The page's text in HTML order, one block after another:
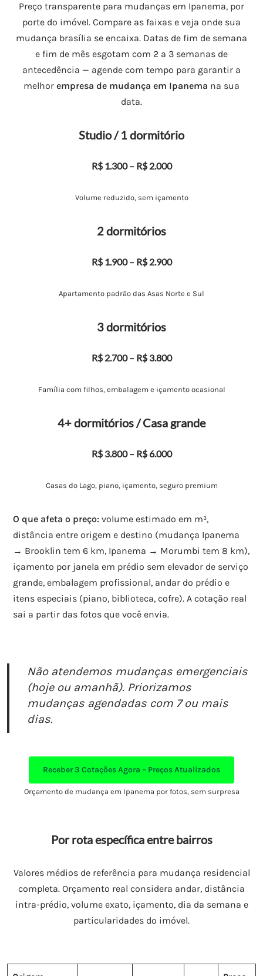
Preço transparente para mudanças em Ipanema, por
porte do imóvel. Compare as faixas e veja onde sua
mudança brasília se encaixa. Datas de fim de semana
e fim de mês esgotam com 2 a 3 semanas de
antecedência — agende com tempo para garantir a
melhor empresa de mudança em Ipanema na sua
data.
Studio / 1 dormitório
R$ 1.300 – R$ 2.000
Volume reduzido, sem içamento
2 dormitórios
R$ 1.900 – R$ 2.900
Apartamento padrão das Asas Norte e Sul
3 dormitórios
R$ 2.700 – R$ 3.800
Família com filhos, embalagem e içamento ocasional
4+ dormitórios / Casa grande
R$ 3.800 – R$ 6.000
Casas do Lago, piano, içamento, seguro premium
O que afeta o preço: volume estimado em m³,
distância entre origem e destino (mudança Ipanema
→ Brooklin tem 6 km, Ipanema → Morumbi tem 8 km),
içamento por janela em prédio sem elevador de serviço
grande, embalagem profissional, andar do prédio e
itens especiais (piano, biblioteca, cofre). A cotação real
sai a partir das fotos que você envia.
Não atendemos mudanças emergenciais
(hoje ou amanhã). Priorizamos
mudanças agendadas com 7 ou mais
dias.
Receber3 Cotações Agora – Preços Atualizados
Orçamento de mudança em Ipanema por fotos, sem surpresa
Por rota específica entre bairros
Valores médios de referência para mudança residencial
completa. Orçamento real considera andar, distância
intra-prédio, volume exato, içamento, dia da semana e
particularidades do imóvel.